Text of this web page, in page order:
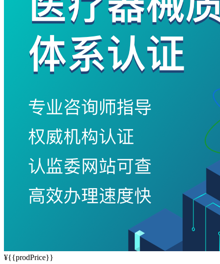
¥{{prodPrice}}